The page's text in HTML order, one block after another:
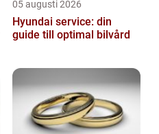
05 augusti 2026
Hyundai service: din
guide till optimal bilvård